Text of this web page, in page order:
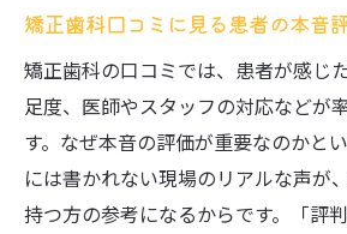
矯正歯科口コミに見る患者の本音
矯正歯科の口コミでは、患者が感じ
足度、医師やスタッフの対応などが
す。なぜ本音の評価が重要なのかと
には書かれない現場のリアルな声が
持つ方の参考になるからです。「評